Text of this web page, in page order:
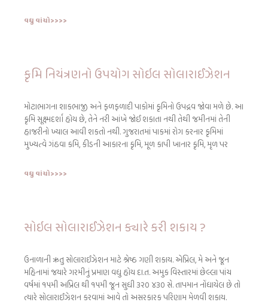
વધુ વાંચો>>>>
કૃમિ નિયંત્રણનો ઉપયોગ સોઇલ સોલારાઈઝેશન
મોટાભાગના શાકભાજી અને ફળફળાદી પાકોમાં કૃમિનો ઉપદ્રવ જોવા મળે છે. આ
કૃમિ સૂક્ષ્મદર્શા હોય છે, તેને નરી આંખે જોઈ શકાતા નથી તેથી જમીનમાં તેની
હાજરીનો ખ્યાલ આવી શકતો નથી. ગુજરાતમાં પાકમાં રોગ કરનાર કૃમિમાં
મુખ્યત્વે ગંઠવા કમિ, કીડની આકારના કૃમિ, મૂળ કાપી ખાનાર કૃમિ, મૃળ પર
વધુ વાંચો>>>>
સોઇલ સોલારાઈઝેશન ક્યારે કરી શકાય ?
ઉનાળાની ઋતુ સોલારાઈઝેશન માટે શ્રેષ્ઠ ગણી શકાય. એપ્રિલ, મે અને જૂન
મહિનામાં જયારે ગરમીનું પ્રમાણ વધુ હોય દા.ત. અમુક વિસ્તારમાં છેલ્લા પાંચ
વર્ષમાં ૧૫મી અપ્રિલ થી ૧૫મી જૂન સુધી ૩૨૦ ૪૩૦ સે. તાપમાન નોંધાયેલ છે તો
ત્યારે સોલારાઈઝેશન કરવામાં આવે તો અસરકારક પરિણામ મેળવી શકાય.